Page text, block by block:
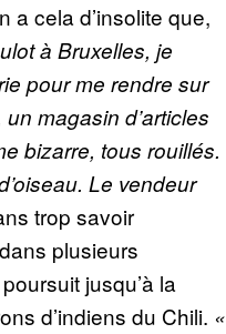
cela d’insolite que,
à Bruxelles, je
pour me rendre sur
magasin d’articles
bizarre, tous rouillés.
Le vendeur
trop savoir
plusieurs
jusqu’à la
d’indiens du Chili. «